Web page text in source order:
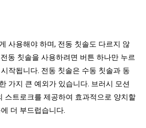
사용해야 하며, 전동 칫솔도 다르지 않
동 칫솔을 사용하려면 버튼 하나만 누르
작됩니다. 전동 칫솔은 수동 칫솔과 동
가지 큰 예외가 있습니다. 브러시 모션
스트로크를 제공하여 효과적으로 양치할
더 부드럽습니다.